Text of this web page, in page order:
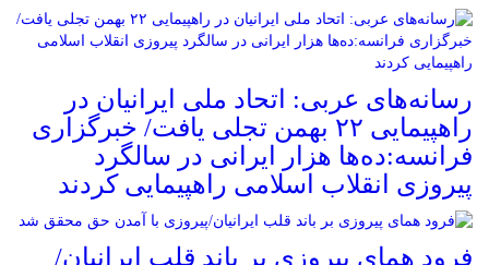
رسانه‌های عربی: اتحاد ملی ایرانیان در
راهپیمایی ۲۲ بهمن تجلی یافت/ خبرگزاری
فرانسه:ده‌ها هزار ایرانی در سالگرد
پیروزی انقلاب اسلامی راهپیمایی کردند
فرود همای پیروزی بر باند قلب ایرانیان/